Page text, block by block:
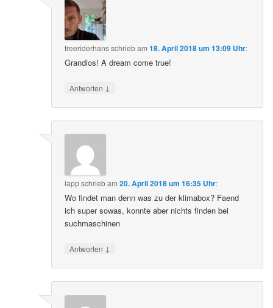
freeriderhansschriebam18. April 2018 um 13:09 Uhr:
Grandios! A dream come true!
Antworten ↓
lappschriebam20. April 2018 um 16:35 Uhr:
Wo findet man denn was zu der klimabox? Faend
ich super sowas, konnte aber nichts finden bei
suchmaschinen
Antworten ↓